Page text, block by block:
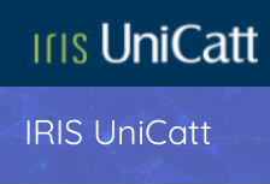
IRIS UniCatt